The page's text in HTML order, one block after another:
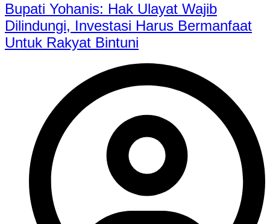
Bupati Yohanis: Hak Ulayat Wajib
Dilindungi, Investasi Harus Bermanfaat
Untuk Rakyat Bintuni